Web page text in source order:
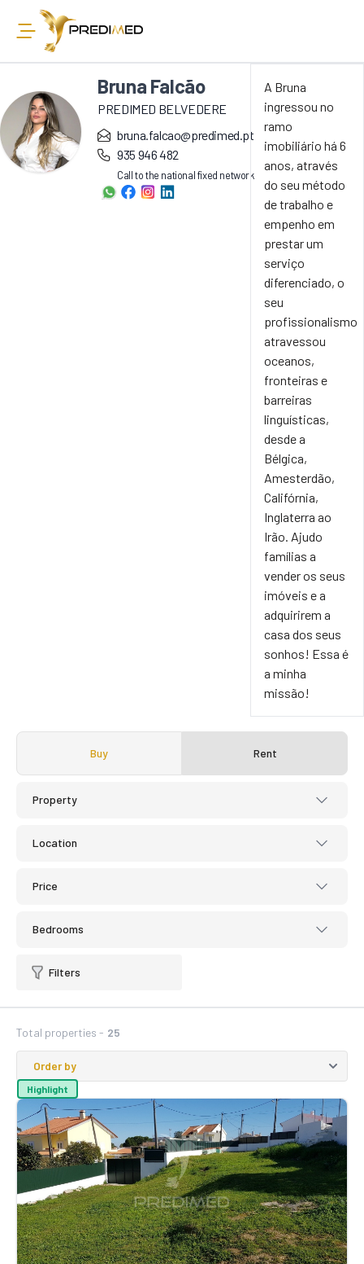
Bruna Falcão
PREDIMED BELVEDERE
bruna.falcao@predimed.pt
935 946 482
Call to the national fixed network
A Bruna
ingressou no
ramo
imobiliário há 6
anos, através
do seu método
de trabalho e
empenho em
prestar um
serviço
diferenciado, o
seu
profissionalismo
atravessou
oceanos,
fronteiras e
barreiras
linguísticas,
desde a
Bélgica,
Amesterdão,
Califórnia,
Inglaterra ao
Irão. Ajudo
famílias a
vender os seus
imóveis e a
adquirirem a
casa dos seus
sonhos! Essa é
a minha
missão!
Buy Rent
Property
Location
Price
Bedrooms
Filters
Total properties - 25
Highlight